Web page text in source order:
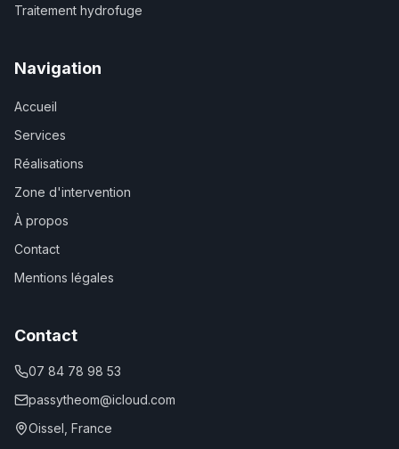
Traitement hydrofuge
Navigation
Accueil
Services
Réalisations
Zone d'intervention
À propos
Contact
Mentions légales
Contact
07 84 78 98 53
passytheom@icloud.com
Oissel, France